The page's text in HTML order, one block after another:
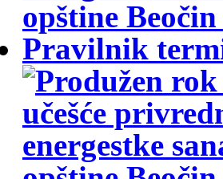
Pravilnik